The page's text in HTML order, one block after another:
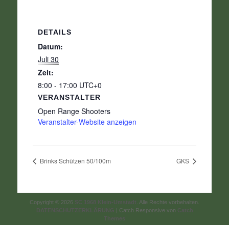
DETAILS
Datum:
Juli 30
Zeit:
8:00 - 17:00 UTC+0
VERANSTALTER
Open Range Shooters
Veranstalter-Website anzeigen
Brinks Schützen 50/100m GKS
Copyright © 2026 SC 1968 Klein-Umstadt . Alle Rechte vorbehalten.
DATENSCHUTZERKLÄRUNG
| Catch Responsive von Catch
Themes